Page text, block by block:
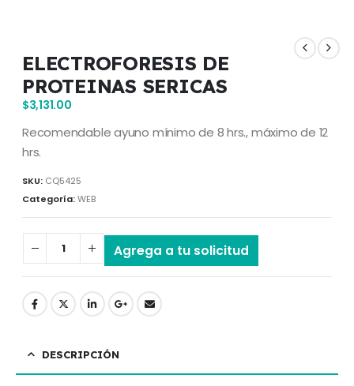
ELECTROFORESIS DE
PROTEINAS SERICAS
$3,131.00
Recomendable ayuno mínimo de 8 hrs., máximo de 12
hrs.
SKU: CQ5425
Categoría:WEB
Agrega a tu solicitud
DESCRIPCIÓN